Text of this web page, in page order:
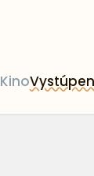
Kino